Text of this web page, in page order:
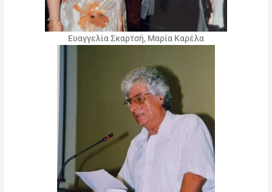
Ευαγγελία Σκαρτσή, Μαρία Καρέλα